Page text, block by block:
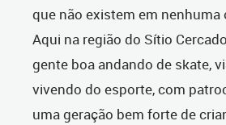
que não existem em nenhuma
Aqui na região do Sítio
gente boa andando de skate,
vivendo do esporte, com
uma geração bem forte de